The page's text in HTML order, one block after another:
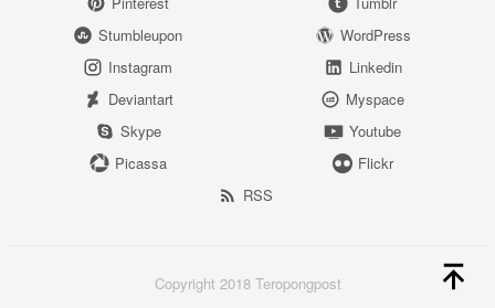
Stumbleupon
WordPress
Instagram
Linkedin
Deviantart
Myspace
Skype
Youtube
Picassa
Flickr
RSS
Copyright 2018 Teropongpost